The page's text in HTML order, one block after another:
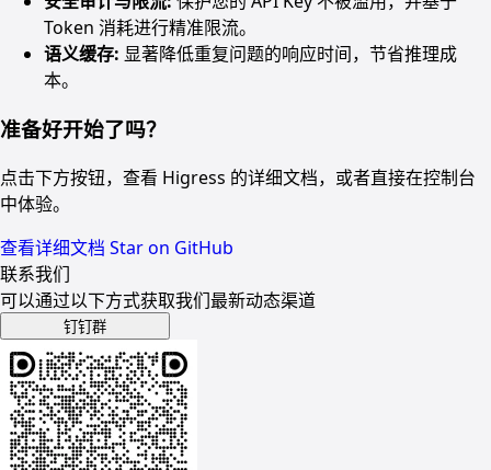
Token 消耗进行精准限流。
语义缓存: 显著降低重复问题的响应时间，节省推理成
本。
准备好开始了吗？
点击下方按钮，查看 Higress 的详细文档，或者直接在控制台
中体验。
查看详细文档 Star on GitHub
联系我们
可以通过以下方式获取我们最新动态渠道
钉钉群